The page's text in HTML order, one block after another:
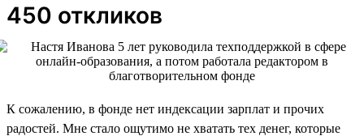
450 откликов
К сожалению, в фонде нет индексации зарплат и прочих
радостей. Мне стало ощутимо не хватать тех денег, которые